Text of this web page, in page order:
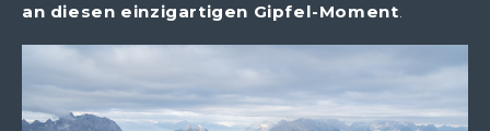
an diesen einzigartigen Gipfel-Moment.